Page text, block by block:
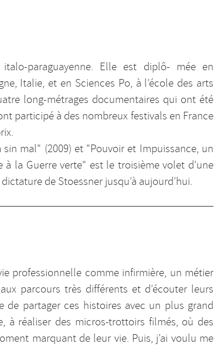
paraguayenne. Elle est diplô- mée en
Italie, et en Sciences Po, à l’école des arts
long-métrages documentaires qui ont été
participé à des nombreux festivals en France
mal" (2009) et "Pouvoir et Impuissance, un
la Guerre verte" est le troisième volet d’une
de Stoessner jusqu’à aujourd’hui.
professionnelle comme infirmière, un métier
parcours très différents et d’écouter leurs
de partager ces histoires avec un plus grand
à réaliser des micros-trottoirs filmés, où des
marquant de leur vie. Puis, j’ai voulu me